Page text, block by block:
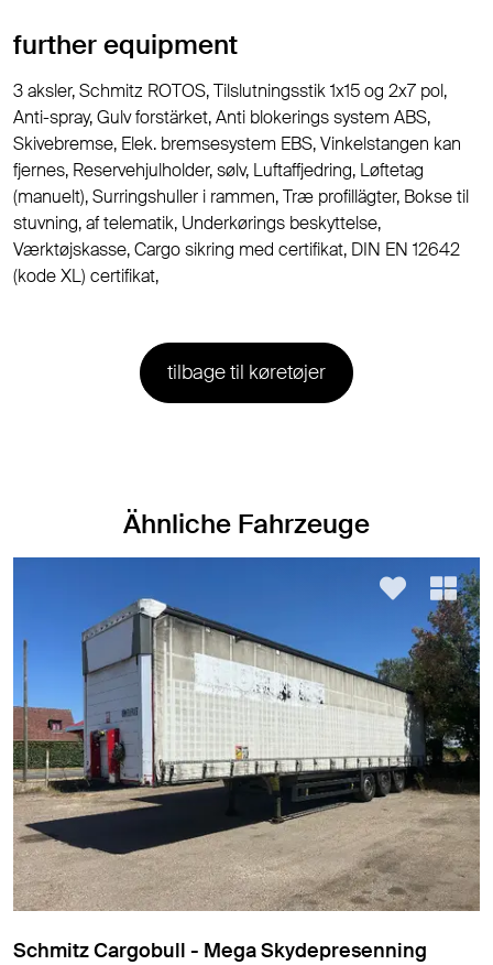
further equipment
3 aksler, Schmitz ROTOS, Tilslutningsstik 1x15 og 2x7 pol,
Anti-spray, Gulv forstärket, Anti blokerings system ABS,
Skivebremse, Elek. bremsesystem EBS, Vinkelstangen kan
fjernes, Reservehjulholder, sølv, Luftaffjedring, Løftetag
(manuelt), Surringshuller i rammen, Træ profillägter, Bokse til
stuvning, af telematik, Underkørings beskyttelse,
Værktøjskasse, Cargo sikring med certifikat, DIN EN 12642
(kode XL) certifikat,
tilbage til køretøjer
Ähnliche Fahrzeuge
Schmitz Cargobull - Standard Skydepresenning